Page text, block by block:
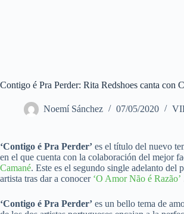
Contigo é Pra Perder: Rita Redshoes canta con
Noemí Sánchez 07/05/2020
‘Contigo é Pra Perder’ es el título del nuevo
en el que cuenta con la colaboración del mejor
Camané. Este es el segundo single adelanto del
artista tras dar a conocer ‘O Amor Não é Razão’
‘Contigo é Pra Perder’ es un bello tema de